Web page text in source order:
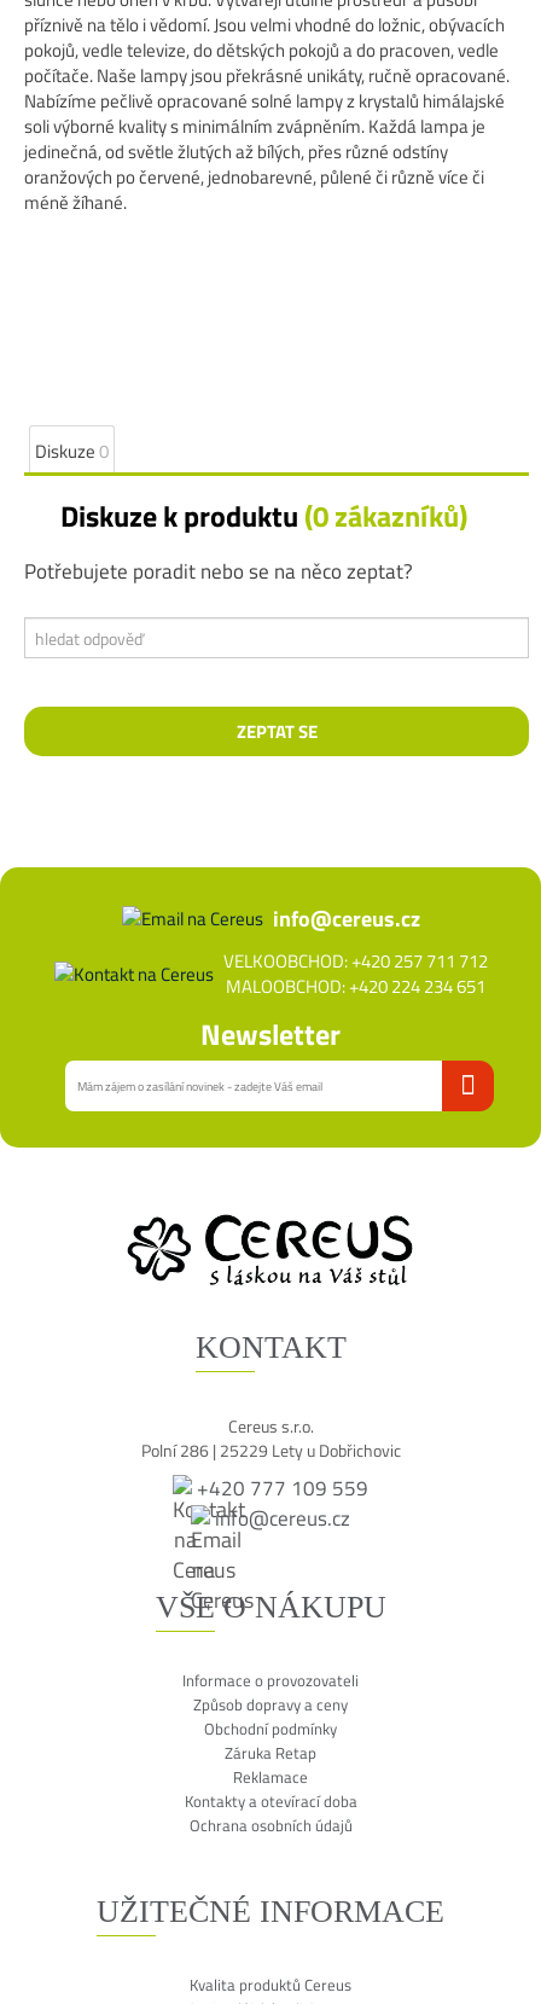
příznivě na tělo i vědomí. Jsou velmi vhodné do ložnic, obývacích
pokojů, vedle televize, do dětských pokojů a do pracoven, vedle
počítače. Naše lampy jsou překrásné unikáty, ručně opracované.
Nabízíme pečlivě opracované solné lampy z krystalů himálajské
soli výborné kvality s minimálním zvápněním. Každá lampa je
jedinečná, od světle žlutých až bílých, přes různé odstíny
oranžových po červené, jednobarevné, půlené či různě více či
méně žíhané.
Diskuze0
Diskuze k produktu(0 zákazníků)
Potřebujete poradit nebo se na něco zeptat?
info@cereus.cz
VELKOOBCHOD: +420 257 711 712
MALOOBCHOD: +420 224 234 651
Newsletter
KONTAKT
Cereus s.r.o.
Polní 286 | 25229 Lety u Dobřichovic
+420 777 109 559
info@cereus.cz
VŠE O NÁKUPU
Informace o provozovateli
Způsob dopravy a ceny
Obchodní podmínky
Záruka Retap
Reklamace
Kontakty a otevírací doba
Ochrana osobních údajů
UŽITEČNÉ INFORMACE
Kvalita produktů Cereus